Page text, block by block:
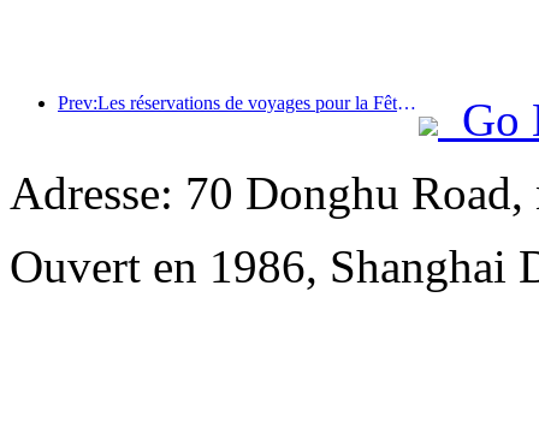
Prev:Les réservations de voyages pour la Fête du Printemps sont en plein essor ! 2,3 millions d'entreprises hôtelières pourraient connaître un bon départ
Go
Adresse: 70 Donghu
Ouvert en 1986, Shanghai